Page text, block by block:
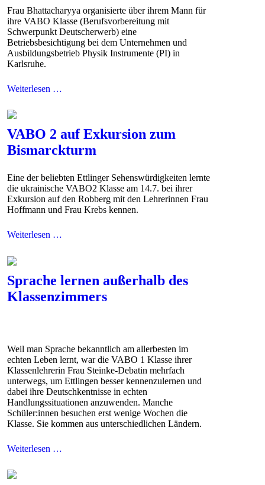
Frau Bhattacharyya organisierte über ihrem Mann für
ihre VABO Klasse (Berufsvorbereitung mit
Schwerpunkt Deutscherwerb) eine
Betriebsbesichtigung bei dem Unternehmen und
Ausbildungsbetrieb Physik Instrumente (PI) in
Karlsruhe.
Weiterlesen …
VABO 2 auf Exkursion zum
Bismarckturm
Eine der beliebten Ettlinger Sehenswürdigkeiten lernte
die ukrainische VABO2 Klasse am 14.7. bei ihrer
Exkursion auf den Robberg mit den Lehrerinnen Frau
Hoffmann und Frau Krebs kennen.
Weiterlesen …
Sprache lernen außerhalb des
Klassenzimmers
Weil man Sprache bekanntlich am allerbesten im
echten Leben lernt, war die VABO 1 Klasse ihrer
Klassenlehrerin Frau Steinke-Debatin mehrfach
unterwegs, um Ettlingen besser kennenzulernen und
dabei ihre Deutschkentnisse in echten
Handlungssituationen anzuwenden. Manche
Schüler:innen besuchen erst wenige Wochen die
Klasse. Sie kommen aus unterschiedlichen Ländern.
Weiterlesen …